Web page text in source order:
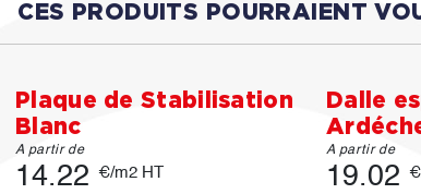
CES PRODUITS POURRAIENT
Plaque de Stabilisation
Blanc
A partir de
14.22 €/m2 HT
Dalle
A partir de
19.02